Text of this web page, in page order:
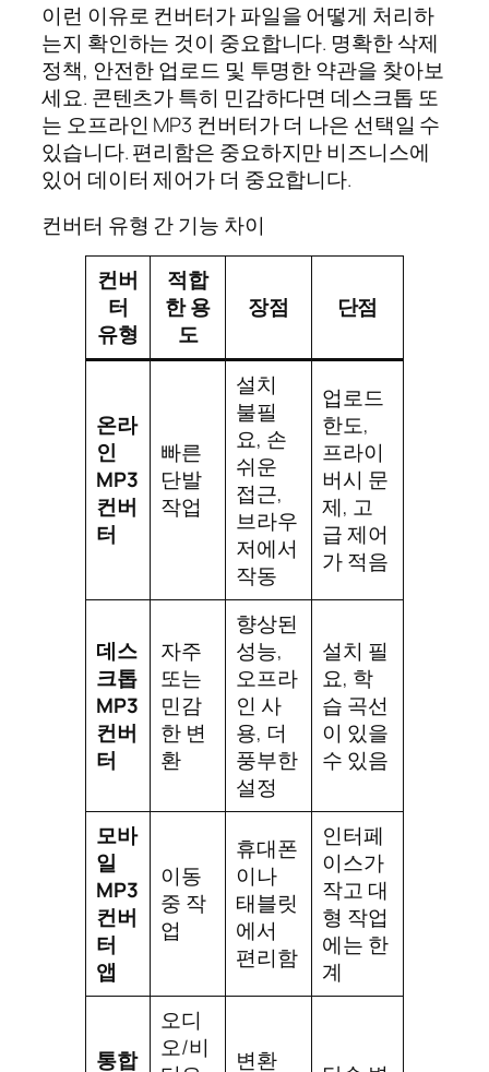
이런 이유로 컨버터가 파일을 어떻게 처리하
는지 확인하는 것이 중요합니다. 명확한 삭제
정책, 안전한 업로드 및 투명한 약관을 찾아보
세요. 콘텐츠가 특히 민감하다면 데스크톱 또
는 오프라인 MP3 컨버터가 더 나은 선택일 수
있습니다. 편리함은 중요하지만 비즈니스에
있어 데이터 제어가 더 중요합니다.
컨버터 유형 간 기능 차이
컨버
터
유형
적합
한 용
도
장점 단점
온라
인
MP3
컨버
터
빠른
단발
작업
설치
불필
요, 손
쉬운
접근,
브라우
저에서
작동
업로드
한도,
프라이
버시 문
제, 고
급 제어
가 적음
데스
크톱
MP3
컨버
터
자주
또는
민감
한 변
환
향상된
성능,
오프라
인 사
용, 더
풍부한
설정
설치 필
요, 학
습 곡선
이 있을
수 있음
모바
일
MP3
컨버
터
앱
이동
중 작
업
휴대폰
이나
태블릿
에서
편리함
인터페
이스가
작고 대
형 작업
에는 한
계
통합
오디
오/비
변환